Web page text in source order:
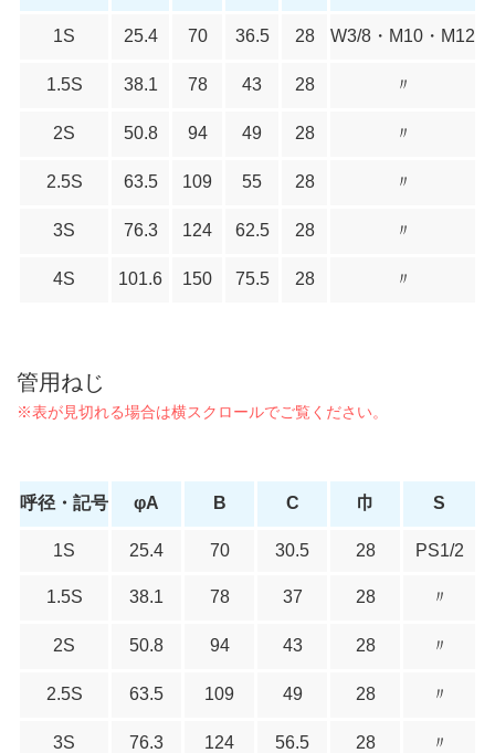
1S 25.4 70 36.5 28 W3/8・M10・M12
1.5S 38.1 78 43 28 〃
2S 50.8 94 49 28 〃
2.5S 63.5 109 55 28 〃
3S 76.3 124 62.5 28 〃
4S 101.6 150 75.5 28 〃
管用ねじ
呼径・記号 φA B C 巾 S
1S 25.4 70 30.5 28 PS1/2
1.5S 38.1 78 37 28 〃
2S 50.8 94 43 28 〃
2.5S 63.5 109 49 28 〃
3S 76.3 124 56.5 28 〃